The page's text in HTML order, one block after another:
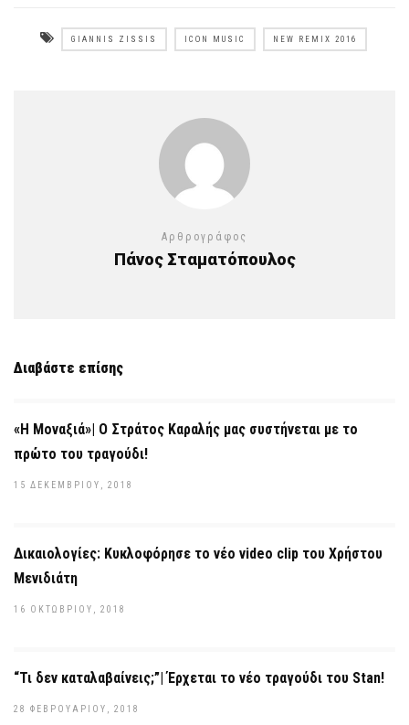
GIANNIS ZISSIS ICON MUSIC NEW REMIX 2016
Αρθρογράφος
Πάνος Σταματόπουλος
Διαβάστε επίσης
«Η Mοναξιά»| Ο Στράτος Καραλής μας συστήνεται με το
πρώτο του τραγούδι!
15 ΔΕΚΕΜΒΡΊΟΥ, 2018
Δικαιολογίες: Κυκλοφόρησε το νέο video clip του Χρήστου
Μενιδιάτη
16 ΟΚΤΩΒΡΊΟΥ, 2018
“Τι δεν καταλαβαίνεις;”| Έρχεται το νέο τραγούδι του Stan!
28 ΦΕΒΡΟΥΑΡΊΟΥ, 2018